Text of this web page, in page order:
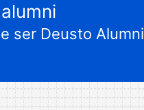
ser Deusto Alumni